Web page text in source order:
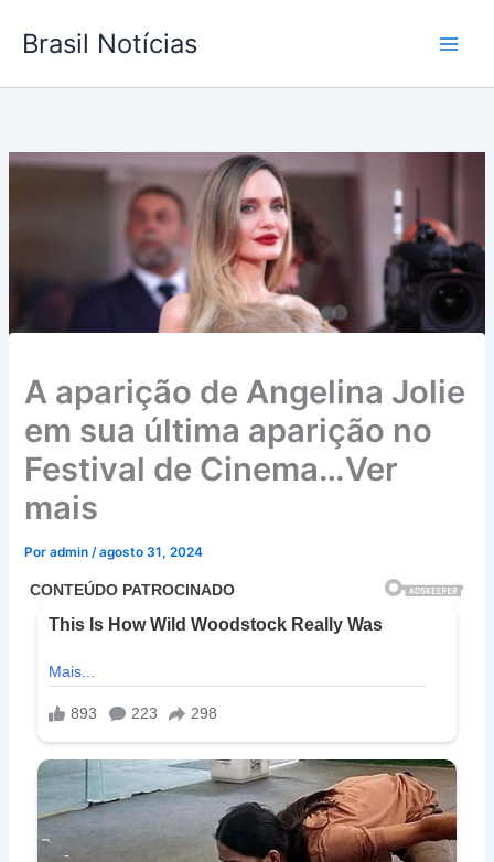
para
conteúdo
Brasil Notícias
A aparição de Angelina Jolie
em sua última aparição no
Festival de Cinema…Ver
mais
Poradmin/agosto 31, 2024